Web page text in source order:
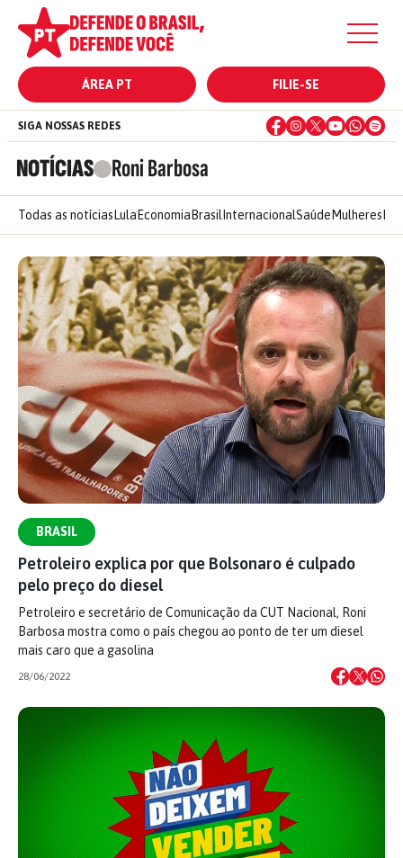
ÁREA PT FILIE-SE
NOTÍCIAS Roni Barbosa
SIGA NOSSAS REDES
Todas as notícias Lula Economia Brasil InternacionalSaúde Mulheres
BRASIL
Petroleiro explica por que Bolsonaro é culpado
pelo preço do diesel
Petroleiro e secretário de Comunicação da CUT Nacional, Roni
Barbosa mostra como o país chegou ao ponto de ter um diesel
mais caro que a gasolina
28/06/2022